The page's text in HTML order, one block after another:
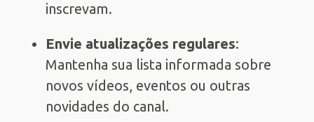
inscrevam.
Envie atualizações regulares:
Mantenha sua lista informada sobre
novos vídeos, eventos ou outras
novidades do canal.